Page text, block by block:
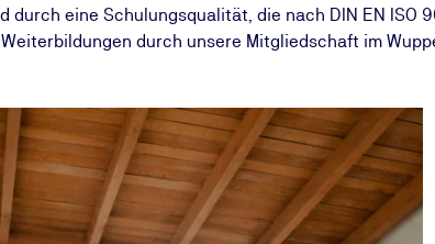
durch eine Schulungsqualität, die nach DIN EN
durch unsere Mitgliedschaft im